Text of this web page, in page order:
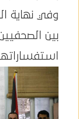
وفي نهاية
بين